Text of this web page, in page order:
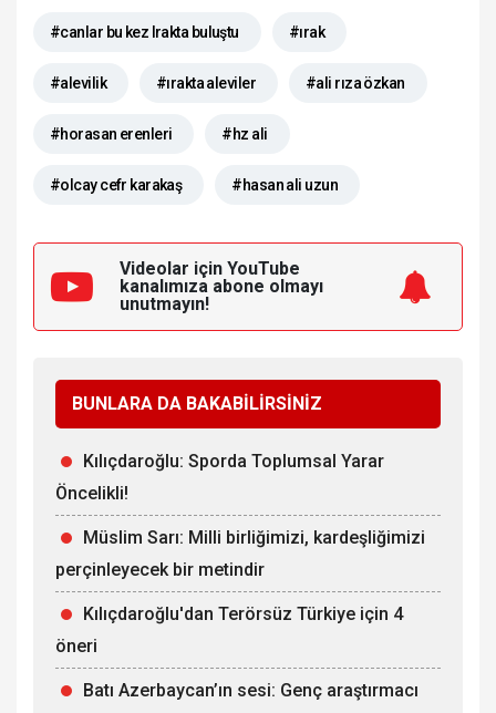
#canlar bu kez Irakta buluştu #ırak
#alevilik #ırakta aleviler #ali rıza özkan
#horasan erenleri #hz ali
#olcay cefr karakaş #hasan ali uzun
Videolar için YouTube
kanalımıza abone olmayı
unutmayın!
BUNLARA DA BAKABİLİRSİNİZ
Kılıçdaroğlu: Sporda Toplumsal Yarar
Öncelikli!
Müslim Sarı: Milli birliğimizi, kardeşliğimizi
perçinleyecek bir metindir
Kılıçdaroğlu'dan Terörsüz Türkiye için 4
öneri
Batı Azerbaycan’ın sesi: Genç araştırmacı